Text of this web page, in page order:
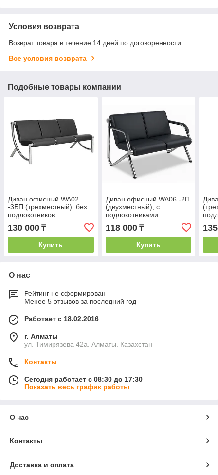
Условия возврата
Возврат товара в течение 14 дней по договоренности
Все условия возврата
Подобные товары компании
Диван офисный WA02
-3БП (трехместный), без
подлокотников
130 000 ₸
Купить
Диван офисный WA06 -2П
(двухместный), с
подлокотниками
118 000₸
Купить
О нас
Рейтинг не сформирован
Менее 5 отзывов за последний год
Работает с 18.02.2016
г. Алматы
ул. Тимирязева 42а, Алматы, Казахстан
Контакты
Сегодня работает с 08:30 до 17:30
Показать весь график работы
О нас
Контакты
Доставка и оплата